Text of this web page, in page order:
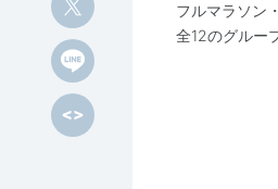
フルマラソン
全12のグルー